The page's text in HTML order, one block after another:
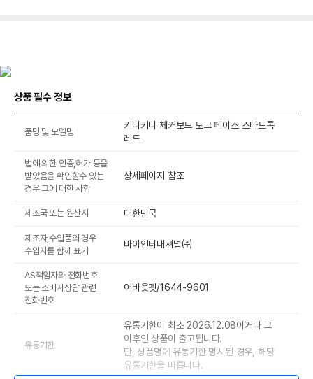
상품 필수 정보
품명 및 모델명
키니키니 체커보드 도그 페이스 스마트톡
레드
법에 의한 인증,허가 등을
받았음을 확인할수 있는
경우 그에 대한 사항
상세페이지 참조
제조국 또는 원산지 대한민국
제조자,수입품의 경우
수입자를 함께 표기
바이인터내셔널㈜
AS책임자와 전화번호
또는 소비자상담 관련
전화번호
어바웃펫/1644-9601
유통기한
유통기한이 최소 2026.12.08이거나 그
이후인 상품이 출고됩니다.
단, 상품명에 유통기한 명시된 경우, 해당
유통기한을 따릅니다.